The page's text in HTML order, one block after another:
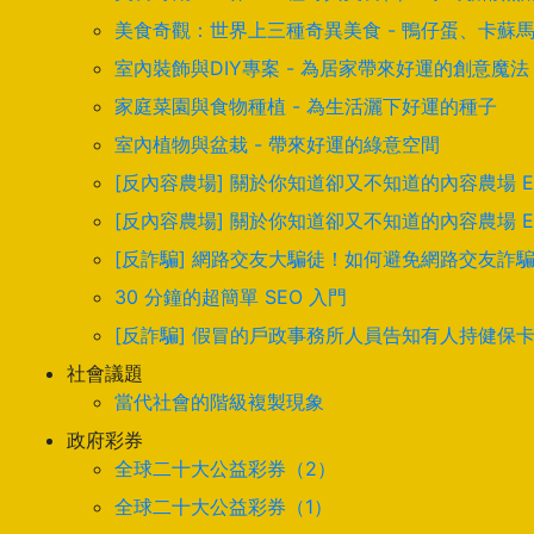
美食奇觀：世界上三種奇異美食 - 鴨仔蛋、卡蘇
室內裝飾與DIY專案 - 為居家帶來好運的創意魔法
家庭菜園與食物種植 - 為生活灑下好運的種子
室內植物與盆栽 - 帶來好運的綠意空間
[反內容農場] 關於你知道卻又不知道的內容農場
[反內容農場] 關於你知道卻又不知道的內容農場
[反詐騙] 網路交友大騙徒！如何避免網路交友詐
30 分鐘的超簡單 SEO 入門
[反詐騙] 假冒的戶政事務所人員告知有人持健保
社會議題
當代社會的階級複製現象
政府彩券
全球二十大公益彩券（2）
全球二十大公益彩券（1）